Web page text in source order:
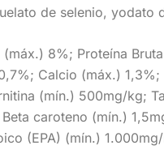
de selenio,
(máx.) 8%; Proteína
Calcio (máx.)
(mín.) 500mg/kg;
caroteno (mín.)
(EPA) (mín.)